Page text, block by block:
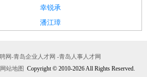
幸锐承
潘江璋
网-青岛企业人才网 -青岛人事人才网
网站地图 Copyright © 2010-2026 All Rights Reserved.